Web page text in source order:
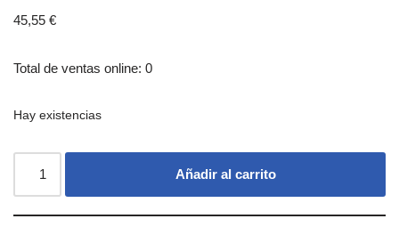
45,55 €
Total de ventas online: 0
Hay existencias
Añadir al carrito